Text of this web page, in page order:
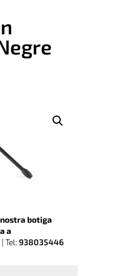
botiga
a
Tel: 938035446